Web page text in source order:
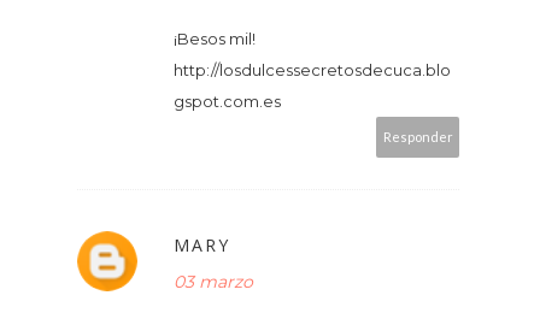
¡Besos mil!
http://losdulcessecretosdecuca.blo
gspot.com.es
Responder
MARY
03 marzo